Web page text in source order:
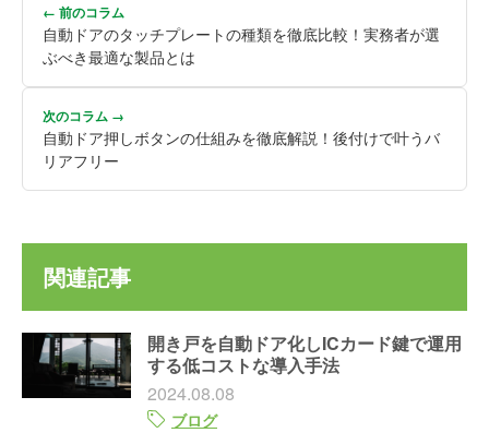
← 前のコラム
自動ドアのタッチプレートの種類を徹底比較！実務者が選
ぶべき最適な製品とは
次のコラム →
自動ドア押しボタンの仕組みを徹底解説！後付けで叶うバ
リアフリー
関連記事
開き戸を自動ドア化しICカード鍵で運用
する低コストな導入手法
2024.08.08
ブログ